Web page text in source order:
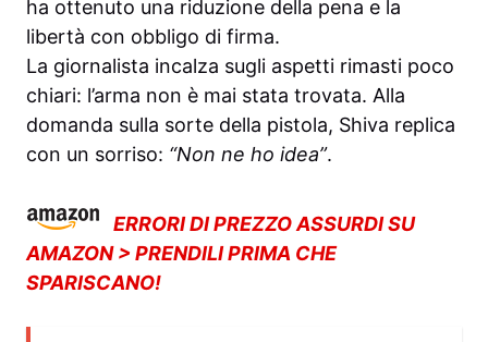
ha ottenuto una riduzione della pena e la
libertà con obbligo di firma.
La giornalista incalza sugli aspetti rimasti poco
chiari: l’arma non è mai stata trovata. Alla
domanda sulla sorte della pistola, Shiva replica
con un sorriso: “Non ne ho idea”.
ERRORI DI PREZZO ASSURDI SU
AMAZON > PRENDILI PRIMA CHE
SPARISCANO!